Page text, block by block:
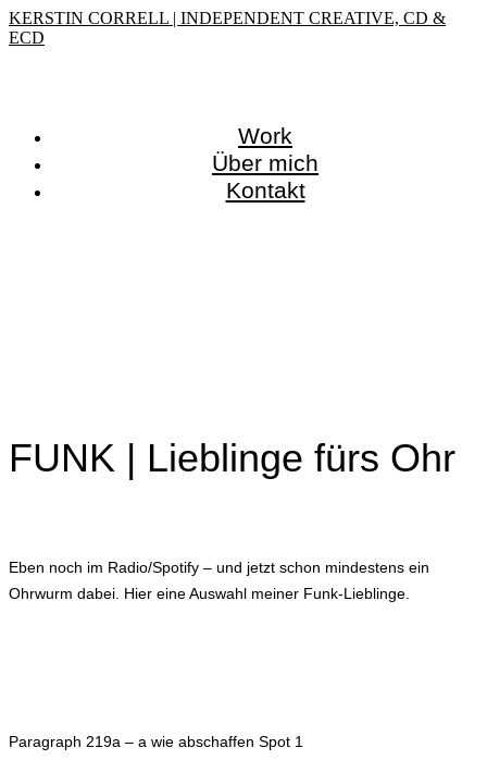
KERSTIN CORRELL | INDEPENDENT CREATIVE, CD &
ECD
Work
Über mich
Kontakt
FUNK | Lieblinge fürs Ohr
Eben noch im Radio/Spotify – und jetzt schon mindestens ein
Ohrwurm dabei. Hier eine Auswahl meiner Funk-Lieblinge.
Paragraph 219a – a wie abschaffen Spot 1